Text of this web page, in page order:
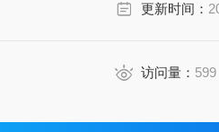
更新时间：
访问量： 599